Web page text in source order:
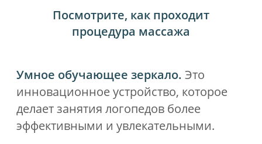
ОН БОЛЬШЕ НЕ
БУДЕТ МОЛЧАТЬ
логопедии быстрее устраняет дефекты
речи, надежнее развивает речь у
детей с особенностями развития,
помогает справится с трудностями на
письме. И более того. Мы умеем
запускать речь и у неговорящих детей.